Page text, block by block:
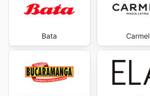
Bata Carmel